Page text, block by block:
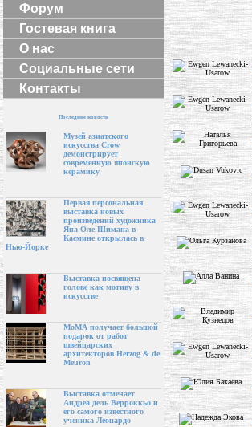
Форум
Гостевая книга
О нас
Социальные сети
Контакты
Последние новости
Музей азиатского
искусства Crow
демонстрирует
современную японскую
керамику
Первая персональная
выставка новых
произведений художника
Яна-Оле Шимана в
Касмине открылась в
Нью-Йорке
Выставка посвящена
голове как мотиву в
искусстве
МоМА получает большой
подарок от работ
швейцарских
архитекторов Herzog & de
Meuron
Выставка отмечает
Андреа дель Верроккьо и
его самого известного
ученика Леонардо